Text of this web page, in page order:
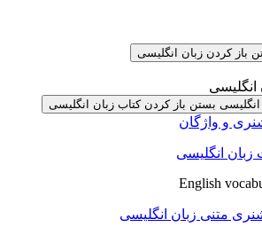
باز کردن زبان انگلیسی
انگلیسی
انگلیسی بستن باز کردن کتاب زبان انگلیسی
و واژگان
زبان انگلیسی
English
متنی زبان انگلیسی